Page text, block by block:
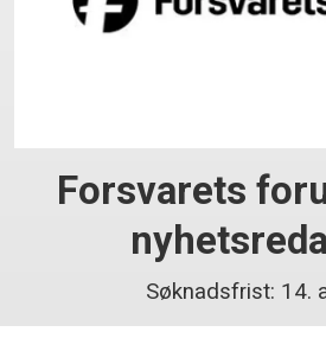
Forsvarets
Søknadsfrist: 14.